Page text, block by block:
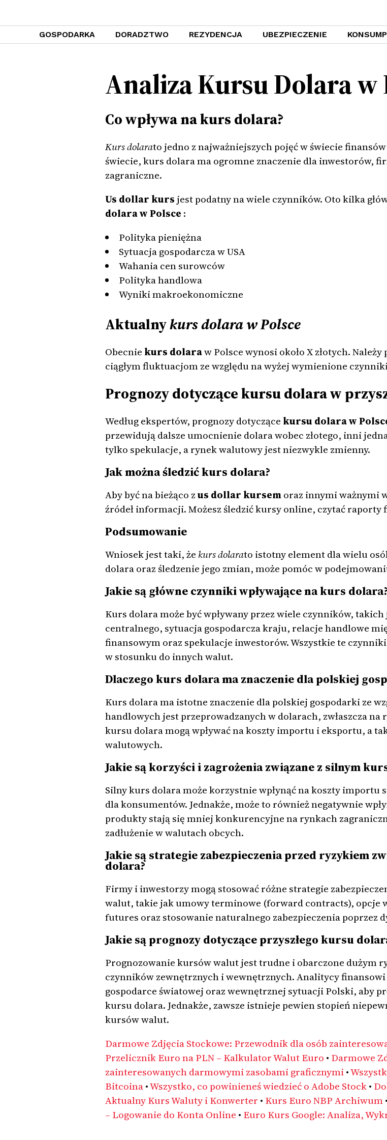
GOSPODARKA DORADZTWO REZYDENCJA UBEZPIECZENIE
Analiza Kursu Dolara w
Co wpływa na kurs dolara?
Kurs dolarato jedno z najważniejszych pojęć w świecie
świecie, kurs dolara ma ogromne znaczenie dla inwestorów,
zagraniczne.
Us dollar kurs jest podatny na wiele czynników. Oto kilka
dolara w Polsce :
Polityka pieniężna
Sytuacja gospodarcza w USA
Wahania cen surowców
Polityka handlowa
Wyniki makroekonomiczne
Aktualnykurs dolara w Polsce
Obecniekurs dolaraw Polsce wynosi około X złotych. Należy
ciągłym fluktuacjom ze względu na wyżej wymienione
Prognozy dotyczące kursu dolara w
Według ekspertów, prognozy dotyczącekursu dolara w
przewidują dalsze umocnienie dolara wobec złotego, inni
tylko spekulacje, a rynek walutowy jest niezwykle zmienny.
Jak można śledzić kurs dolara?
Aby być na bieżąco zus dollar kursemoraz innymi ważnymi
źródeł informacji. Możesz śledzić kursy online, czytać raporty
Podsumowanie
Wniosek jest taki, że kurs dolarato istotny element dla wielu
dolara oraz śledzenie jego zmian, może pomóc w
Jakie są główne czynniki wpływające na kurs
Kurs dolara może być wpływany przez wiele czynników,
centralnego, sytuacja gospodarcza kraju, relacje handlowe
finansowym oraz spekulacje inwestorów. Wszystkie te
w stosunku do innych walut.
Dlaczego kurs dolara ma znaczenie dla polskiej
Kurs dolara ma istotne znaczenie dla polskiej gospodarki ze
handlowych jest przeprowadzanych w dolarach, zwłaszcza
kursu dolara mogą wpływać na koszty importu i eksportu, a
walutowych.
Jakie są korzyści i zagrożenia związane z silnym
Silny kurs dolara może korzystnie wpłynąć na koszty importu
dla konsumentów. Jednakże, może to również negatywnie
produkty stają się mniej konkurencyjne na rynkach
zadłużenie w walutach obcych.
Jakie są strategie zabezpieczenia przed ryzykiem
dolara?
Firmy i inwestorzy mogą stosować różne strategie
walut, takie jak umowy terminowe (forward contracts),
futures oraz stosowanie naturalnego zabezpieczenia poprzez
Jakie są prognozy dotyczące przyszłego kursu
Prognozowanie kursów walut jest trudne i obarczone dużym
czynników zewnętrznych i wewnętrznych. Analitycy
gospodarce światowej oraz wewnętrznej sytuacji Polski, aby
kursu dolara. Jednakże, zawsze istnieje pewien stopień
kursów walut.
Darmowe Zdjęcia Stockowe: Przewodnik dla osób
Przelicznik Euro na PLN – Kalkulator Walut Euro • Darmowe
zainteresowanych darmowymi zasobami graficznymi•
Bitcoina•Wszystko, co powinieneś wiedzieć o Adobe Stock•
Aktualny Kurs Waluty i Konwerter • Kurs Euro NBP Archiwum•
– Logowanie do Konta Online • Euro Kurs Google: Analiza,